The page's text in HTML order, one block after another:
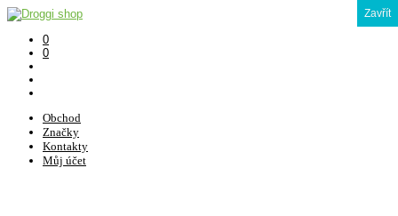
0
0
Obchod
Značky
Kontakty
Můj účet
Zavřít